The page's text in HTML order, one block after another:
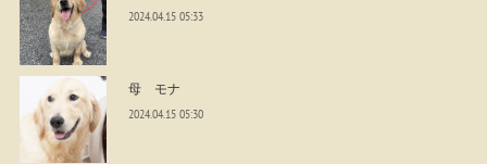
2024.04.15 05:33
母 モナ
2024.04.15 05:30